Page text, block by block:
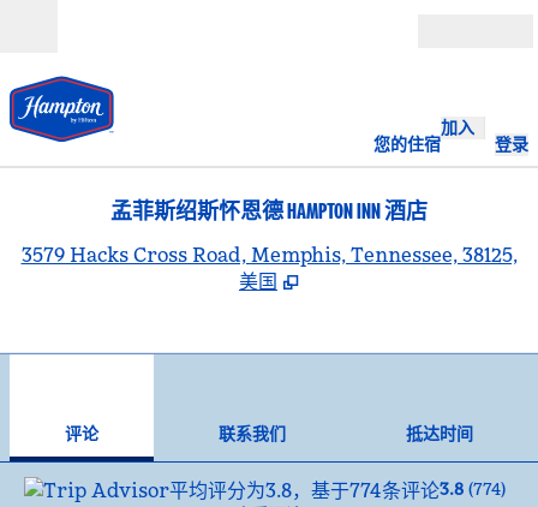
您的住宿
加入
登录
孟菲斯绍斯怀恩德 HAMPTON INN 酒店
3579 Hacks Cross Road, Memphis, Tennessee, 38125,
美国
评论 联系我们
抵达时间
3.8 (774)